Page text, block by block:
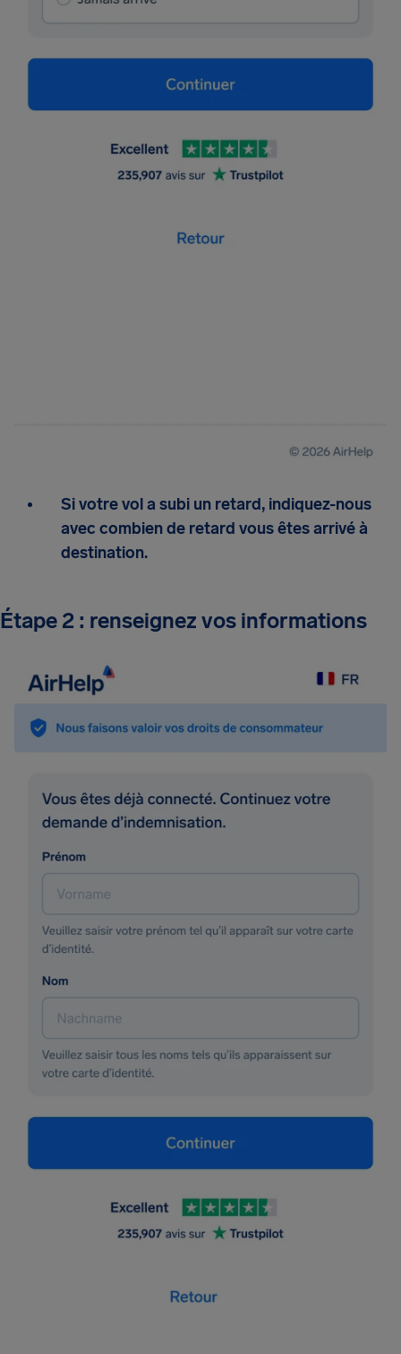
Si votre vol a subi un retard, indiquez-nous
avec combien de retard vous êtes arrivé à
destination.
Étape 2 : renseignez vos informations